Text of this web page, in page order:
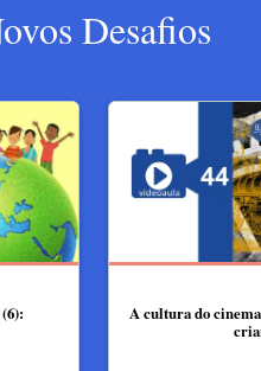
Desafios
A cultura do